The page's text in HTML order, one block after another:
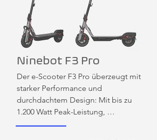
Ninebot F3 Pro
Der e-Scooter F3 Pro überzeugt mit
starker Performance und
durchdachtem Design: Mit bis zu
1.200 Watt Peak-Leistung,
vollgefederter Aufhängung